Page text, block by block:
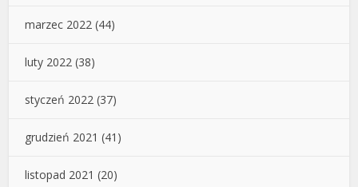
marzec 2022 (44)
luty 2022 (38)
styczeń 2022 (37)
grudzień 2021 (41)
listopad 2021 (20)